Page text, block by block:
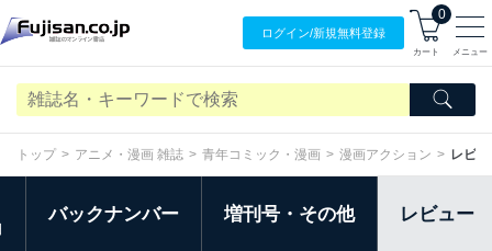
ログイン/新規無料登録
0
カート メニュー
トップ アニメ・漫画 雑誌 青年コミック・漫画 漫画アクション レビ
バックナンバー 増刊号・その他 レビュー